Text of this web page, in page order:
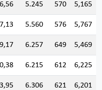
5.245 570 5,165
5.560 576 5,767
6.257 649 5,469
6.215 612 6,225
6.306 621 6,201